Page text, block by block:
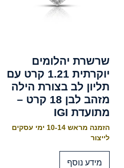
שרשרת יהלומים
יוקרתית 1.21 קרט עם
תליון לב בצורת הילה
מזהב לבן 18 קרט –
מתועדת IGI
הזמנה מראש 10-14 ימי עסקים
לייצור
מידע נוסף